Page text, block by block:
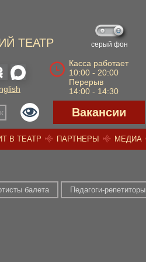
ТЕАТР
серый фон
Касса работает
10:00 - 20:00
Перерыв
14:00 - 14:30
Вакансии
В ТЕАТР ПАРТНЕРЫ МЕДИА
балета Педагоги-репетиторы